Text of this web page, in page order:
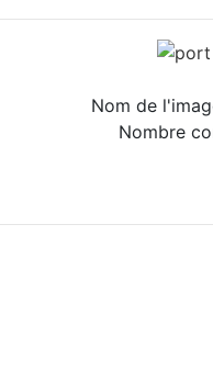
Nom de
Nombre